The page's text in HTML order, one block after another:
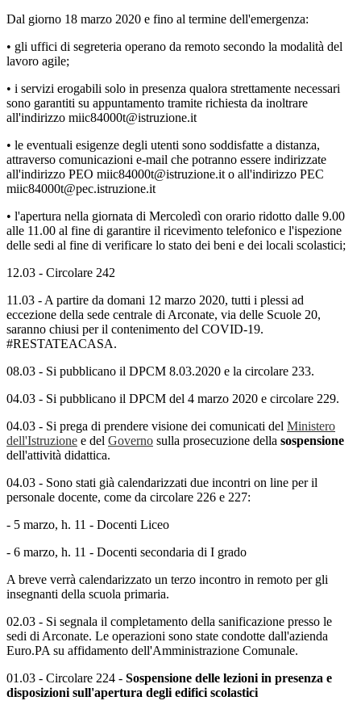
Dal giorno 18 marzo 2020 e fino al termine dell'emergenza:
• gli uffici di segreteria operano da remoto secondo la modalità del
lavoro agile;
• i servizi erogabili solo in presenza qualora strettamente necessari
sono garantiti su appuntamento tramite richiesta da inoltrare
all'indirizzo miic84000t@istruzione.it
• le eventuali esigenze degli utenti sono soddisfatte a distanza,
attraverso comunicazioni e-mail che potranno essere indirizzate
all'indirizzo PEO miic84000t@istruzione.it o all'indirizzo PEC
miic84000t@pec.istruzione.it
• l'apertura nella giornata di Mercoledì con orario ridotto dalle 9.00
alle 11.00 al fine di garantire il ricevimento telefonico e l'ispezione
delle sedi al fine di verificare lo stato dei beni e dei locali scolastici;
12.03 - Circolare 242
11.03 - A partire da domani 12 marzo 2020, tutti i plessi ad
eccezione della sede centrale di Arconate, via delle Scuole 20,
saranno chiusi per il contenimento del COVID-19.
#RESTATEACASA.
08.03 - Si pubblicano il DPCM 8.03.2020 e la circolare 233.
04.03 - Si pubblicano il DPCM del 4 marzo 2020 e circolare 229.
04.03 - Si prega di prendere visione dei comunicati del Ministero
dell'Istruzione e del Governo sulla prosecuzione della sospensione
dell'attività didattica.
04.03 - Sono stati già calendarizzati due incontri on line per il
personale docente, come da circolare 226 e 227:
- 5 marzo, h. 11 - Docenti Liceo
- 6 marzo, h. 11 - Docenti secondaria di I grado
A breve verrà calendarizzato un terzo incontro in remoto per gli
insegnanti della scuola primaria.
02.03 - Si segnala il completamento della sanificazione presso le
sedi di Arconate. Le operazioni sono state condotte dall'azienda
Euro.PA su affidamento dell'Amministrazione Comunale.
01.03 - Circolare 224 - Sospensione delle lezioni in presenza e
disposizioni sull'apertura degli edifici scolastici